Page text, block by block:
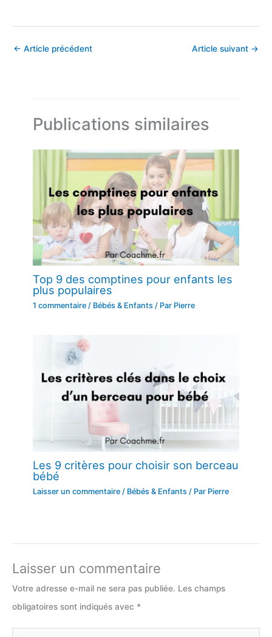
← Article précédent Article suivant →
Publications similaires
Top 9 des comptines pour enfants les
plus populaires
1 commentaire / Bébés & Enfants / Par Pierre
Les 9 critères pour choisir son berceau
bébé
Laisser un commentaire / Bébés & Enfants / Par Pierre
Laisser un commentaire
Votre adresse e-mail ne sera pas publiée. Les champs
obligatoires sont indiqués avec *